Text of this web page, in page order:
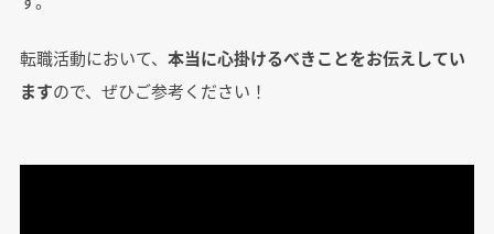
転職活動において、 本当に心掛けるべきことをお伝えしてい
ますので、ぜひご参考ください！